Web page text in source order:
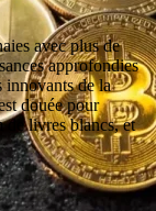
avec plus de
approfondies
innovants de la
douée pour
de livres blancs, et